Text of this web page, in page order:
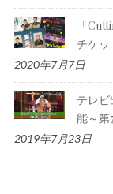
「
チケッ
2020年7月7日
テレ
能～第
2019年7月23日